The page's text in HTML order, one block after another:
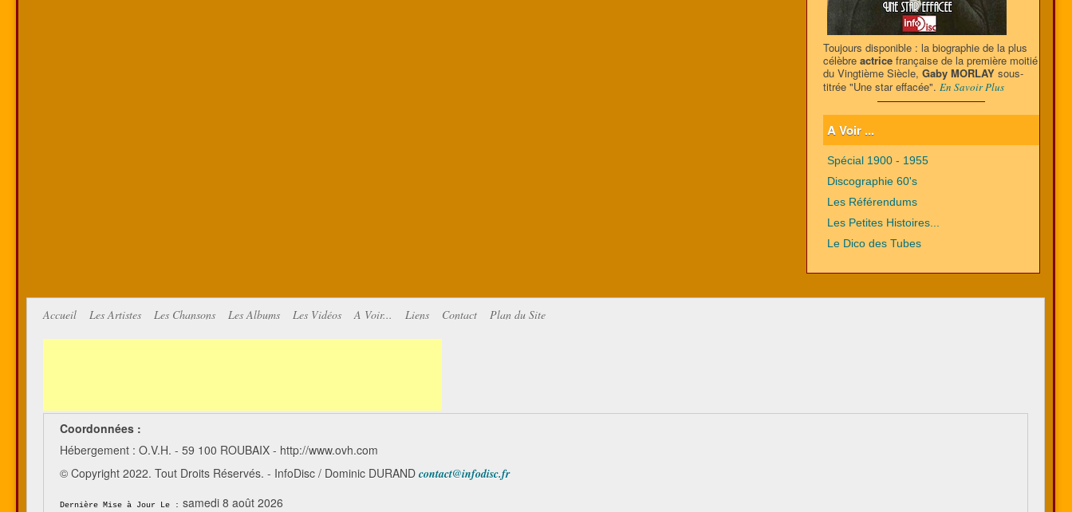
Toujours disponible : la biographie de la plus
célèbre actricefrançaise de la première moitié
du Vingtième Siècle, Gaby MORLAYsous-
titrée "Une star effacée". En Savoir Plus
A Voir ...
Spécial 1900 - 1955
Discographie 60's
Les Référendums
Les Petites Histoires...
Le Dico des Tubes
Accueil Les Artistes Les Chansons Les Albums Les Vidéos A Voir... Liens Contact Plan du Site
Coordonnées :
Hébergement : O.V.H. - 59 100 ROUBAIX - http://www.ovh.com
© Copyright 2022. Tout Droits Réservés. - InfoDisc / Dominic DURAND contact@infodisc.fr
Dernière Mise à Jour Le : samedi 8 août 2026